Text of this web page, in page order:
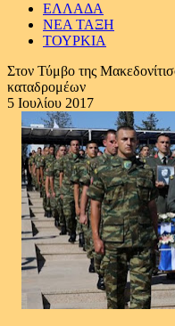
ΕΛΛΑΔΑ
ΝΕΑ ΤΑΞΗ
ΤΟΥΡΚΙΑ
Στον Τύμβο της
καταδρομέων
5 Ιουλίου 2017